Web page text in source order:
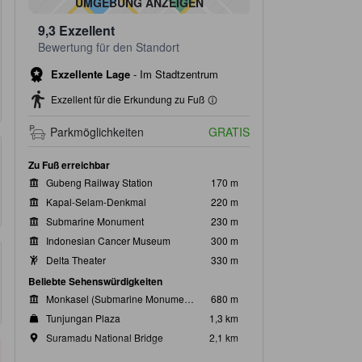
9,3 Exzellent
Bewertung für den Standort
Exzellente Lage - Im Stadtzentrum
Exzellent für die Erkundung zu Fuß
Parkmöglichkeiten GRATIS
Zu Fuß erreichbar
Gubeng Railway Station
170 m
Kapal-Selam-Denkmal
220 m
Submarine Monument
230 m
Indonesian Cancer Museum
300 m
Delta Theater
330 m
Beliebte Sehenswürdigkeiten
Monkasel (Submarine Monument)
680 m
Tunjungan Plaza
1,3 km
Suramadu National Bridge
2,1 km